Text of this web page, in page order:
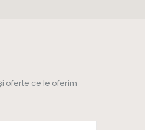
oferte ce le oferim